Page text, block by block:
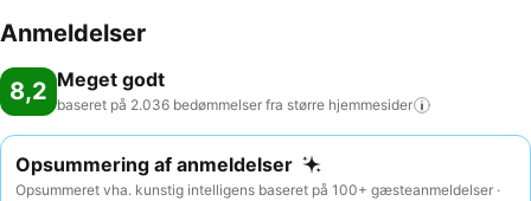
Anmeldelser
8,2 Meget godt
baseret på 2.036 bedømmelser fra større hjemmesider
Opsummering af anmeldelser
Opsummeret vha. kunstig intelligens baseret på 100+ gæsteanmeldelser ·